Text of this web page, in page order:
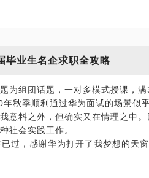
交流，如果非深圳的朋友希望在
缺少方法；
20%的主要矛盾上，促进企业战略正
间，主导操盘6年多区域公关事务
指导多家初创企业和成长型企业
战略的实施有丰富的实操经验。让
成功要素；
毕业生名企求职全攻略
题为组团话题，一对多模式授课，满
年秋季顺利通过华为面试的场景似
意料之外，但确实又在情理之中
社会实践工作。
过，感谢华为打开了我梦想的天
聘是在2004年，那时作为华为华